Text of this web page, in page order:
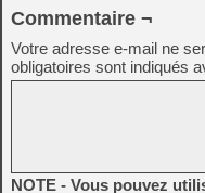
Commentaire ¬
Votre adresse e-mail ne
obligatoires sont indiqués
NOTE - Vous pouvez